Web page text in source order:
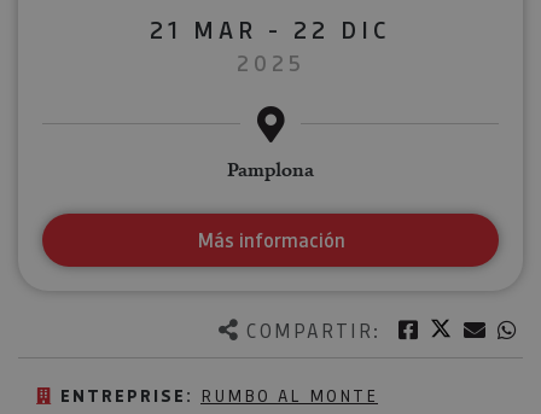
COMPARTIR: Facebook
Twitter
ENTREPRISE: RUMBO AL MONTE
21 MAR - 22 DIC
2025
Pamplona
Más información